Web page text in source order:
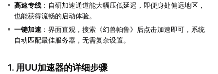
高速专线 ：自研加速通道能大幅压低延迟，即便身处偏远地区，
也能获得流畅的启动体验。
一键加速 ：界面直观，搜索《幻兽帕鲁》后点击加速即可，系统
自动匹配最佳服务器，无需复杂设置。
1. 用UU加速器的详细步骤